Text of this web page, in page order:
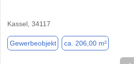
Kassel, 34117
Gewerbeobjekt ca. 206,00 m²